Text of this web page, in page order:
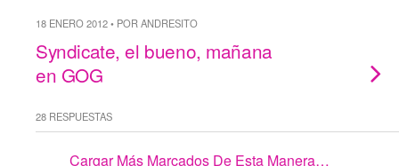
18 ENERO 2012 • POR ANDRESITO
Syndicate, el bueno, mañana
en GOG
28 RESPUESTAS
Cargar Más Marcados De Esta Manera…